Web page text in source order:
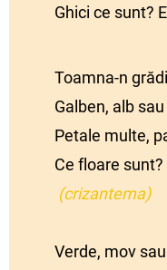
Ghici ce sunt?
Toamna-n
Galben, alb
Petale multe,
Ce floare
(crizantema)
Verde, mov